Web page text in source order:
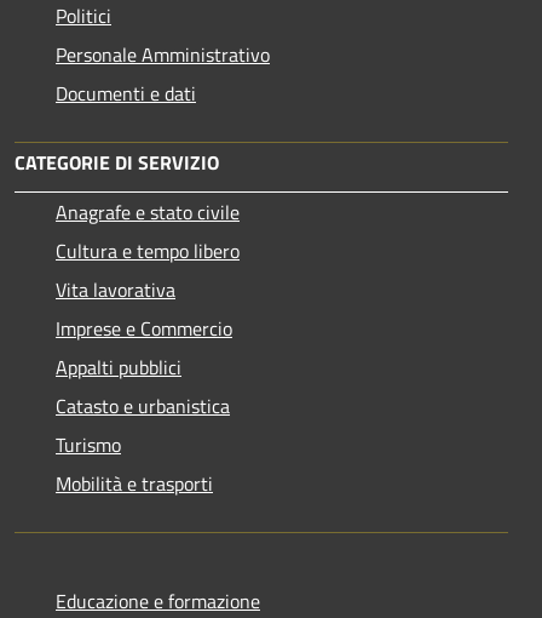
Politici
Personale Amministrativo
Documenti e dati
CATEGORIE DI SERVIZIO
Anagrafe e stato civile
Cultura e tempo libero
Vita lavorativa
Imprese e Commercio
Appalti pubblici
Catasto e urbanistica
Turismo
Mobilità e trasporti
Educazione e formazione